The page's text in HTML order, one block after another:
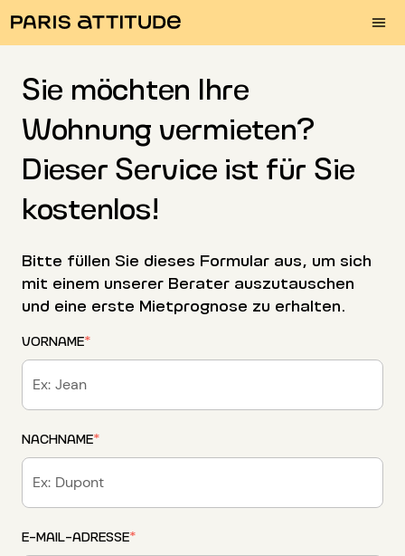
Sie möchten Ihre
Wohnung vermieten?
Dieser Service ist für Sie
kostenlos!
Bitte füllen Sie dieses Formular aus, um sich
mit einem unserer Berater auszutauschen
und eine erste Mietprognose zu erhalten.
VORNAME*
NACHNAME*
E-MAIL-ADRESSE*